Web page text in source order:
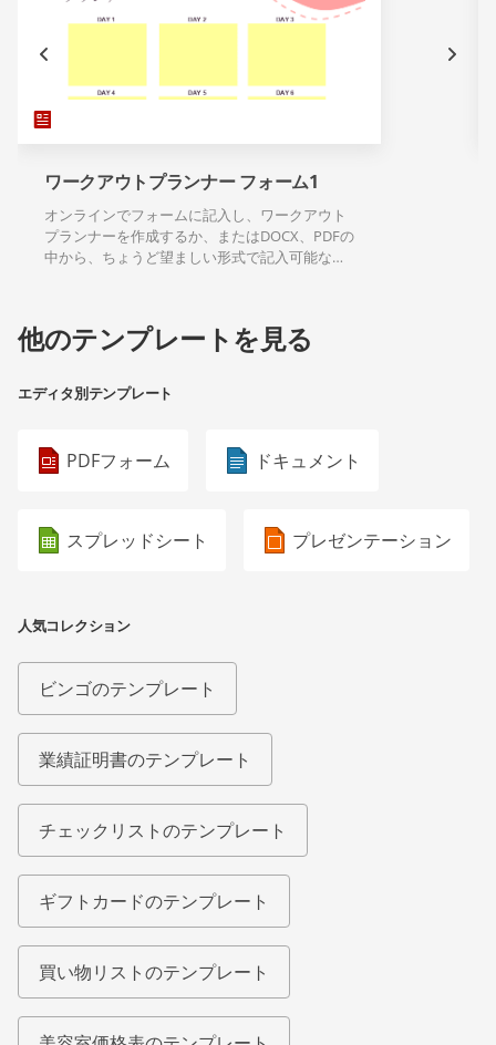
ワークアウトプランナー フォーム1
オンラインでフォームに記入し、ワークアウト
プランナーを作成するか、またはDOCX、PDFの
中から、ちょうど望ましい形式で記入可能なテ
他のテンプレートを見る
エディタ別テンプレート
PDFフォーム ドキュメント
スプレッドシート プレゼンテーション
人気コレクション
ビンゴのテンプレート
業績証明書のテンプレート
チェックリストのテンプレート
ギフトカードのテンプレート
買い物リストのテンプレート